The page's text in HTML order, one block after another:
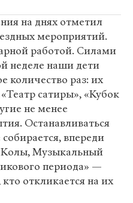
на днях отметил
мероприятий.
работой. Силами
неделе наши дети
количество раз: их
сатиры», «Кубок
не менее
Останавливаться
впереди
Колы, Музыкальный
периода» —
откликается на их